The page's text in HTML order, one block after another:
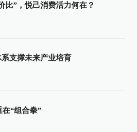
比”，悦己消费活力何在？
支撑未来产业培育
“组合拳”